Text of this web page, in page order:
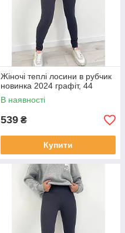
Жіночі теплі лосини в рубчик
новинка 2024 графіт, 44
В наявності
539 ₴
Купити